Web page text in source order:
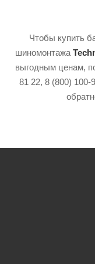
Чтобы купить
шиномонтажа
выгодным ценам,
81 22, 8 (800)